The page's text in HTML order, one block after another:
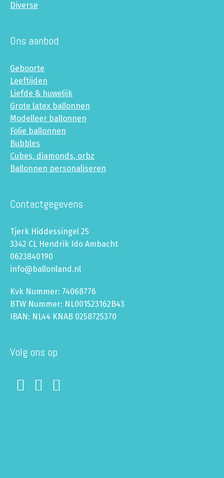
Diverse
Ons aanbod
Geboorte
Leeftijden
Liefde & huwelijk
Grote latex ballonnen
Modelleer ballonnen
Folie ballonnen
Bubbles
Cubes, diamonds, orbz
Ballonnen personaliseren
Contactgegevens
Tjerk Hiddessingel 25
3342 CL Hendrik Ido Ambacht
0623840190
info@ballonland.nl
Kvk Nummer: 74068776
BTW Nummer: NL001523162B43
IBAN: NL44 KNAB 0258725370
Volg ons op